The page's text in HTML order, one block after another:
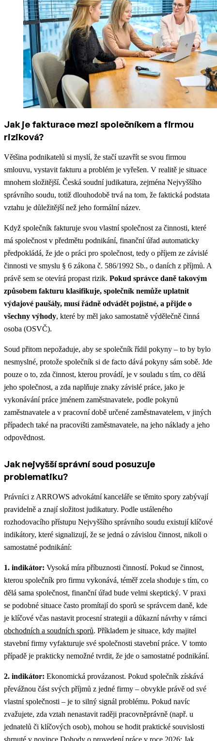
Jak je fakturace mezi společníkem a firmou
riziková?
Většina podnikatelů si myslí, že stačí uzavřít se svou firmou
smlouvu, vystavit fakturu a problém je vyřešen. V realitě je situace
mnohem složitější. Česká soudní judikatura, zejména Nejvyššího
správního soudu, totiž dlouhodobě trvá na tom, že faktická podstata
vztahu je důležitější než jeho formální název.
Když společník fakturuje svou vlastní společnost za činnosti, které
má společnost v předmětu podnikání, finanční úřad automaticky
předpokládá, že jde o práci pro společnost, tedy o příjem ze závislé
činnosti ve smyslu § 6 zákona č. 586/1992 Sb., o daních z příjmů. A
právě sem se otevírá propast rizik. Pokud správce daně takovým
způsobem fakturu klasifikuje, společník nemůže uplatnit
výdajové paušály, musí řádně odvádět pojistné, a přijde o
všechny výhody, které by měl jako samostatně výdělečně činná
osoba (OSVČ).
Soud přitom nepožaduje, aby se společník řídil pokyny – to by bylo
nesmyslné, protože společník si de facto dává pokyny sám sobě. Jde
pouze o to, zda činnost, kterou provádí, je v souladu s tím, co dělá
jeho společnost, a zda naplňuje znaky závislé práce, jako je
vykonávání práce jménem zaměstnavatele, podle pokynů
zaměstnavatele a v pracovní době určené zaměstnavatelem, v jiných
případech také na pracovišti zaměstnavatele, na jeho náklady a jeho
odpovědnost.
Jak nejvyšší správní soud posuzuje
problematiku?
Právníci z ARROWS advokátní kanceláře se těmito spory zabývají
pravidelně a znají složitost judikatury. Podle ustáleného
rozhodovacího přístupu Nejvyššího správního soudu existují klíčové
indikátory, které signalizují, že se jedná o závislou činnost, nikoli o
samostatné podnikání:
1. indikátor: Vysoká míra příbuznosti činností. Pokud se činnost,
kterou společník pro firmu vykonává, téměř zcela shoduje s tím, co
dělá sama společnost, finanční úřad bude velmi skeptický. V praxi
se podobné situace často promítají do sporů se správcem daně, kde
je klíčové včas nastavit procesní strategii a důkazní návrhy v rámci
obchodních a soudních sporů. Příkladem je situace, kdy majitel
stavební firmy vyfakturuje své společnosti stavební práce. V tomto
případě je prakticky nemožné tvrdit, že jde o samostatné podnikání.
2. indikátor: Ekonomická provázanost. Pokud společník získává
převážnou část svých příjmů z jedné firmy – obvykle právě od své
vlastní společnosti – je to silný signál problému. Pokud navíc
zvažujete, zda vztah nenastavit raději pracovněprávně (např. u
jednatelů či klíčových osob), mohou se hodit praktické souvislosti
shrnuté v novince Dohody o provedení práce v roce 2026: Jak